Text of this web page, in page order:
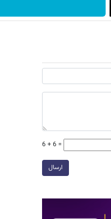
6 + 6 =
ارسال